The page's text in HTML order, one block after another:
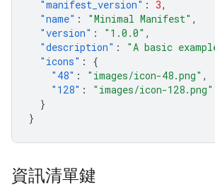
"manifest_version" : 3,
"name" : "Minimal Manifest" ,
"version" : "1.0.0" ,
"description" :
"A basic
"icons" :
{
"48" : "images/icon-48.png" ,
"128" :
"images/icon-128.png"
}
}
資訊清單鍵